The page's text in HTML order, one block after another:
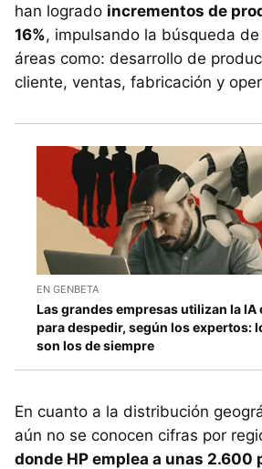
han logrado incrementos de
16%, impulsando la búsqueda
áreas como: desarrollo de
cliente, ventas, fabricación y
EN GENBETA
Las grandes empresas utilizan la IA
para despedir, según los expertos:
son los de siempre
En cuanto a la distribución
aún no se conocen cifras por
donde HP emplea a unas 2.600